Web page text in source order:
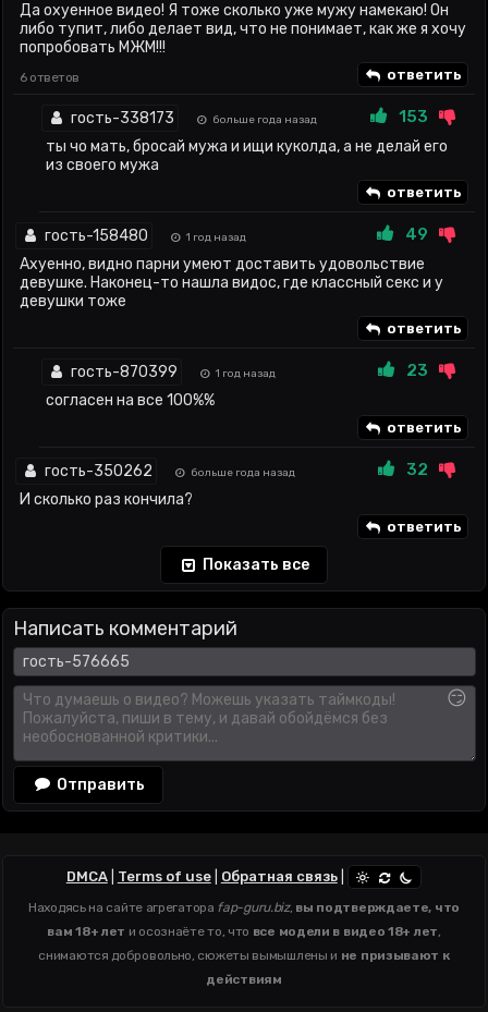
Да охуенное видео! Я тоже сколько уже мужу намекаю! Он
либо тупит, либо делает вид, что не понимает, как же я хочу
попробовать МЖМ!!!
6 ответов ответить
гость-338173 больше года назад 153
ты чо мать, бросай мужа и ищи куколда, а не делай его
из своего мужа
ответить
гость-158480 1 год назад 49
Ахуенно, видно парни умеют доставить удовольствие
девушке. Наконец-то нашла видос, где классный секс и у
девушки тоже
ответить
гость-870399 1 год назад 23
согласен на все 100%%
ответить
гость-350262 больше года назад 32
И сколько раз кончила?
ответить
Показать все
Написать комментарий
😏
Отправить
DMCA| Terms of use| Обратная связь
Находясь на сайте агрегатора fap-guru.biz, вы подтверждаете, что
вам 18+ лет и осознаёте то, что все модели в видео 18+ лет,
снимаются добровольно, сюжеты вымышлены и не призывают к
действиям